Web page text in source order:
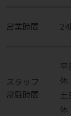
営業時間
スタッフ
常駐時間
平
休
休